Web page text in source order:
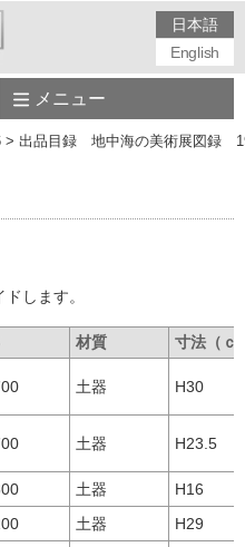
日本語
English
メニュー
> 出品目録 地中海の美術展図録
します。
材質 寸法（ｃ
土器 H30
土器 H23.5
土器
H16
土器
H29